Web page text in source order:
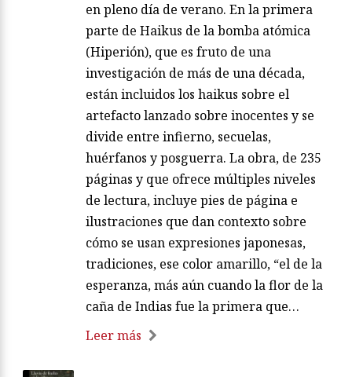
en pleno día de verano. En la primera
parte de Haikus de la bomba atómica
(Hiperión), que es fruto de una
investigación de más de una década,
están incluidos los haikus sobre el
artefacto lanzado sobre inocentes y se
divide entre infierno, secuelas,
huérfanos y posguerra. La obra, de 235
páginas y que ofrece múltiples niveles
de lectura, incluye pies de página e
ilustraciones que dan contexto sobre
cómo se usan expresiones japonesas,
tradiciones, ese color amarillo, “el de la
esperanza, más aún cuando la flor de la
caña de Indias fue la primera que…
Leer más